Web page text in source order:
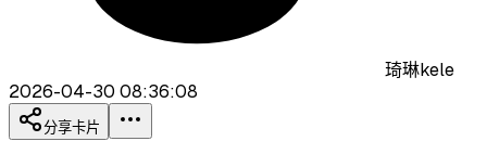
琦琳kele
2026-04-30 08:36:08
分享卡片